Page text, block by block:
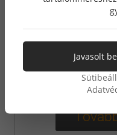
Bontempi Shark
Jellemzők:
erős
strapabíró
46 cm
Javasolt